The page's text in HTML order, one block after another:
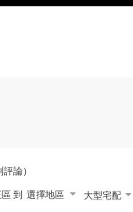
評論）
到 選擇地區 大型宅配